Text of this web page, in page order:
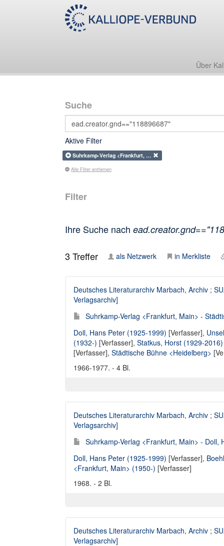
Über
Suche
Aktive Filter
Suhrkamp-Verlag <Frankfurt, …
Alle Filter entfernen
Filter
Ihre Suche nach
3 Treffer als Netzwerk in Merkliste
Deutsches Literaturarchiv Marbach, Archiv ;
Verlagsarchiv]
Suhrkamp-Verlag <Frankfurt, Main> -
Doll, Hans Peter (1925-1999) [Verfasser],
(1932-) [Verfasser], Statkus, Horst (1929-2016)
[Verfasser], Städtische Bühne <Heidelberg>
1966-1977. - 4 Bl.
Deutsches Literaturarchiv Marbach, Archiv ;
Verlagsarchiv]
Suhrkamp-Verlag <Frankfurt, Main> - Doll,
Doll, Hans Peter (1925-1999) [Verfasser],
<Frankfurt, Main> (1950-) [Verfasser]
1968. - 2 Bl.
Deutsches Literaturarchiv Marbach, Archiv ;
Verlagsarchiv]